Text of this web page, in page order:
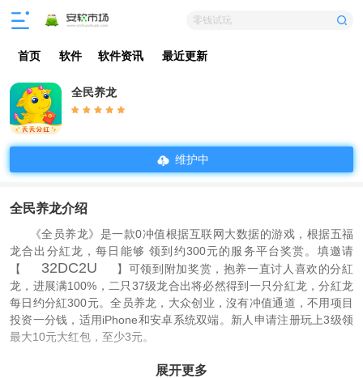
零钱试玩
首页 软件 软件资讯 最近更新
全民养龙
维护中
全民养龙介绍
《全员养龙》是一款0冲值根据互联网大数据的游戏，根据五福
龙合出分紅龙，每日能够 领到约300元的服务平台奖赏。填邀请
【
32DC2U
】可领到附加奖赏，抱养一直讨人喜欢的分紅
龙，进展满100%，二只37级龙合出将必然得到一只分紅龙，分紅龙
每日约分紅300元。全员养龙，大众创业，沒有冲值通道，不用项目
投资一分钱，适用iPhone和安卓系统双端。新人申请注册玩上3级领
最大10元大红包，至少3元。
展开更多